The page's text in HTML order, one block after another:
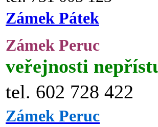
Zámek Pátek
Zámek Peruc
veřejnosti
tel. 602 728 422
Zámek Peruc